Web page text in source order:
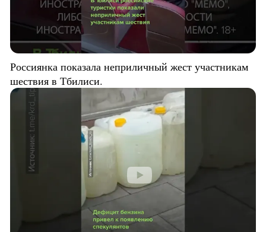
Россиянка показала неприличный жест участникам
шествия в Тбилиси.